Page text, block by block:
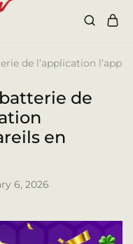
de l’application
de
en
6, 2026